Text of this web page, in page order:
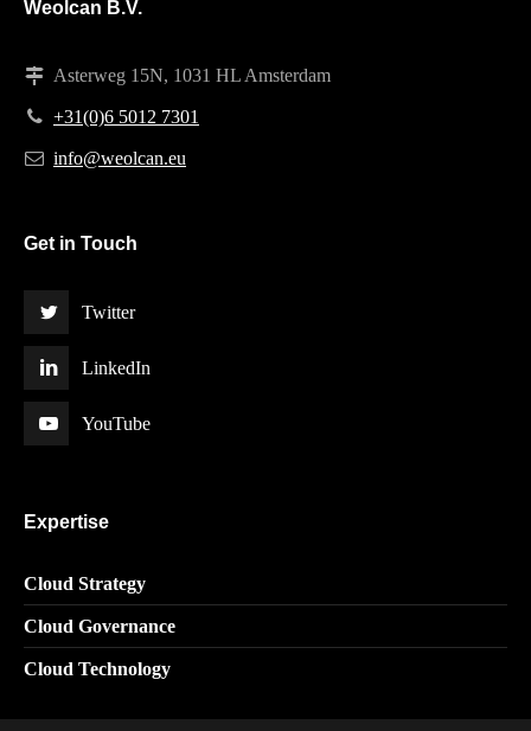
Weolcan B.V.
Asterweg 15N, 1031 HL Amsterdam
+31(0)6 5012 7301
info@weolcan.eu
Get in Touch
Twitter
LinkedIn
YouTube
Expertise
Cloud Strategy
Cloud Governance
Cloud Technology